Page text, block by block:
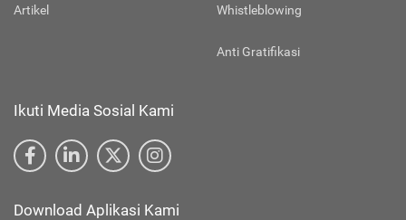
Artikel Whistleblowing
Anti Gratifikasi
Ikuti Media Sosial Kami
Download Aplikasi Kami